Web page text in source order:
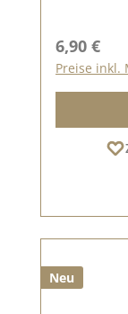
Regulärer
6,90 €
Preise inkl.
Neu